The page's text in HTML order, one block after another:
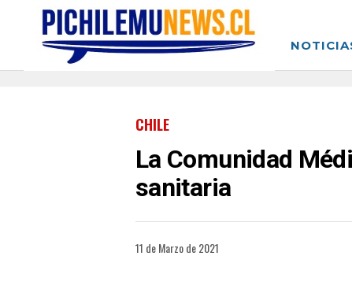
CHILE
La Comunidad
sanitaria
11 de Marzo de 2021